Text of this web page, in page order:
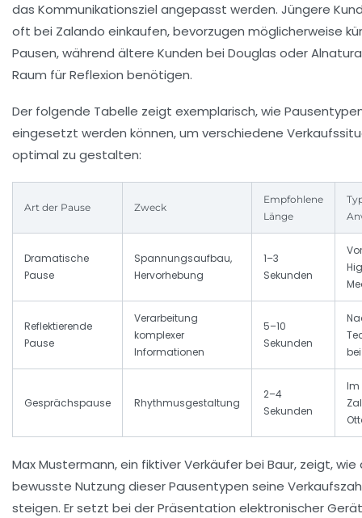
das Kommunikationsziel angepasst werden. Jüngere
oft bei Zalando einkaufen, bevorzugen möglicherweise
Pausen, während ältere Kunden bei Douglas oder
Raum für Reflexion benötigen.
Der folgende Tabelle zeigt exemplarisch, wie
eingesetzt werden können, um verschiedene
optimal zu gestalten:
Art der Pause Zweck
Empfohlene
Länge
Dramatische
Pause
Spannungsaufbau,
Hervorhebung
1–3
Sekunden
Reflektierende
Pause
Verarbeitung
komplexer
Informationen
5–10
Sekunden
Gesprächspause Rhythmusgestaltung
2–4
Sekunden
Im
Max Mustermann, ein fiktiver Verkäufer bei Baur, zeigt, wie
bewusste Nutzung dieser Pausentypen seine
steigen. Er setzt bei der Präsentation elektronischer